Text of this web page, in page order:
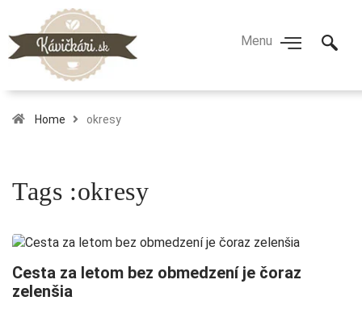
Home okresy
Tags :okresy
Cesta za letom bez obmedzení je čoraz
zelenšia